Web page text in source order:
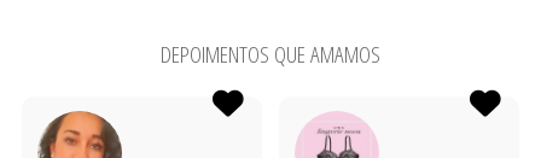
DEPOIMENTOS QUE AMAMOS